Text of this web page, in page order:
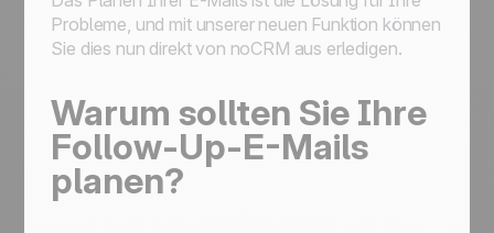
Probleme, und mit unserer neuen Funktion können
Sie dies nun direkt von noCRM aus erledigen.
Warum sollten Sie Ihre
Follow-Up-E-Mails
planen?